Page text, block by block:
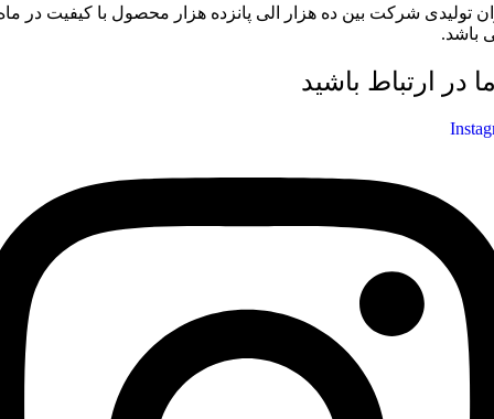
تولیدی شرکت بین ده هزار الی پانزده هزار محصول با کیفیت در
باشد.
در ارتباط باشید